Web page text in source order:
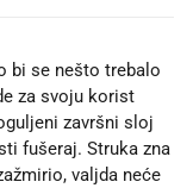
bi se nešto trebalo
za svoju korist
završni sloj
fušeraj. Struka zna
valjda neće